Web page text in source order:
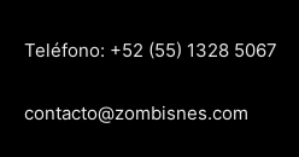
Teléfono: +52 (55) 1328 5067
contacto@zombisnes.com